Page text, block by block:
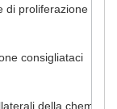
di proliferazione
consigliataci
della chemio